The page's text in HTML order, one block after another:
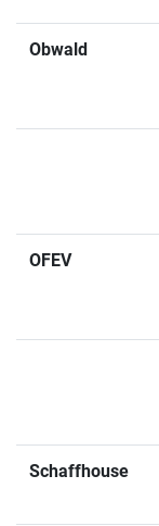
Obwald
OFEV
Schaffhouse